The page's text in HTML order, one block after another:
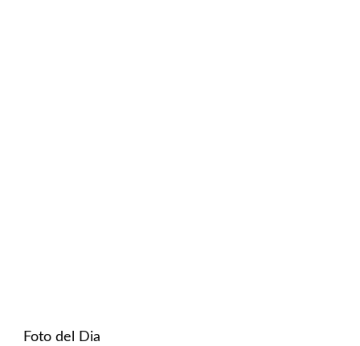
Foto del Dia